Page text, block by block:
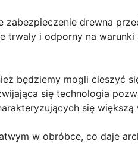
drewna
trwały i odporny na
będziemy mogli cieszyć
się technologia
się większą
w obróbce, co daje